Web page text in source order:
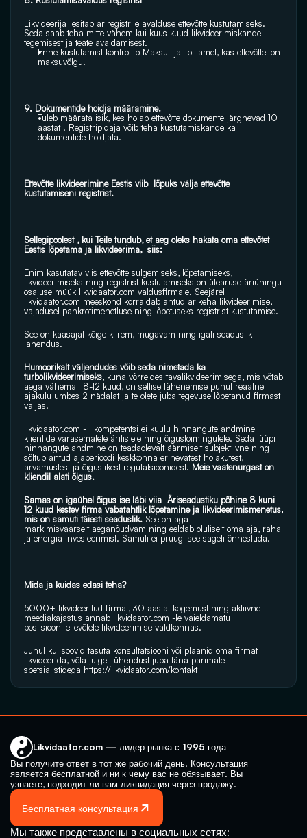
Likvideerija  esitab äriregistrile avalduse ettevõtte kustutamiseks.
Seda saab teha mitte vähem kui kuus kuud likvideerimiskande
tegemisest ja teate avaldamisest.
Enne kustutamist kontrollib Maksu- ja Tolliamet, kas ettevõttel on
maksuvõlgu.
9. Dokumentide hoidja määramine.
Tuleb määrata isik, kes hoiab ettevõtte dokumente järgnevad 10
aastat . Registripidaja võib teha kustutamiskande ka
dokumentide hoidjata.
Ettevõtte likvideerimine Eestis viib  lõpuks välja ettevõtte
kustutamiseni registrist.
Sellegipoolest , kui Teile tundub, et aeg oleks hakata oma ettevõtet
Eestis lõpetama ja likvideerima,  siis:
Enim kasutatav viis ettevõtte sulgemiseks, lõpetamiseks,
likvideerimiseks ning registrist kustutamiseks on ülearuse äriühingu
osaluse müük likvidaator.com
likvidaator.com meeskond korraldab antud ärikeha likvideerimise,
vajadusel pankrotimenetluse ning lõpetuseks registrist kustutamise.
See on kaasajal kõige kiirem, mugavam ning igati seaduslik
lahendus.
Humoorikalt väljendudes võib seda nimetada ka
turbolikvideerimiseks, kuna võrreldes tavalikvideerimisega, mis võtab
aega vähemalt 8-12 kuud, on sellise lähenemise puhul reaalne
ajakulu umbes 2 nädalat ja te olete juba tegevuse lõpetanud firmast
väljas.
likvidaator.com - i kompetentsi ei kuulu hinnangute andmine
klientide varasematele ärilistele ning õigustoimingutele. Seda tüüpi
hinnangute andmine on teadaolevalt äärmiselt subjektiivne ning
sõltub antud ajaperioodi keskkonna erinevatest hoiakutest,
arvamustest ja õiguslikest regulatsioonidest. Meie vaatenurgast on
kliendil alati õigus.
Samas on igaühel õigus ise läbi viia  Äriseadustiku põhine 8 kuni
12 kuud kestev firma vabatahtlik lõpetamine ja likvideerimismenetus,
mis on samuti täiesti seaduslik. See on aga
märkimisväärselt aeganõudvam ning eeldab oluliselt oma aja, raha
ja energia investeerimist. Samuti ei pruugi see sageli õnnestuda.
Mida ja kuidas edasi teha?
5000+ likvideeritud firmat, 30 aastat kogemust ning aktiivne
meediakajastus annab likvidaator.com -le vaieldamatu
positsiooni ettevõtete likvideerimise valdkonnas.
Juhul kui soovid tasuta konsultatsiooni või plaanid oma firmat
likvideerida, võta julgelt ühendust juba täna parimate
spetsialistidega https://likvidaator.com/kontakt
Likvidaator.com — лидер рынка с 1995 года
Вы получите ответ в тот же рабочий день. Консультация
является бесплатной и ни к чему вас не обязывает. Вы
узнаете, подходит ли вам ликвидация через продажу.
Бесплатная консультация
Мы также представлены в социальных сетях: